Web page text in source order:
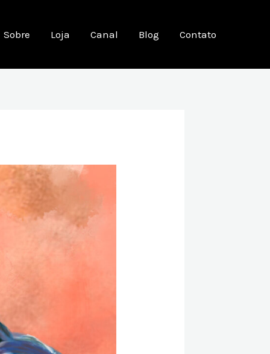
Sobre Loja Canal Blog Contato